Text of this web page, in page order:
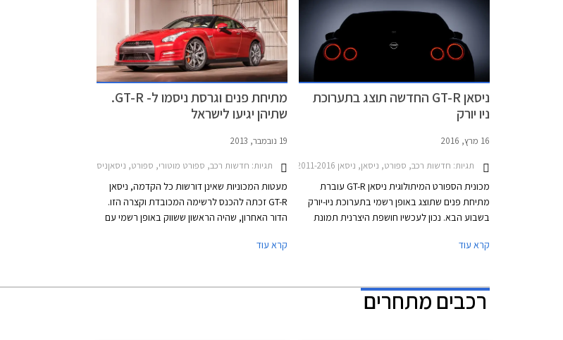
הגיע הזמן לדור חדש, חשמלי כמובן.
ללקוחות ייחלו לקראת סוף שנת 2020.
ניסאן GT-R החדשה תוצג בתערוכת
ניו יורק
16 מרץ, 2016
תגיות: חדשות רכב, ספורט, ניסאן, ניסאן GT-R 2011-2016ניסאן GT-R 2017-2023
מכונית הספורט המיתולוגית ניסאן GT-R עוברת
מתיחת פנים שתוצג באופן רשמי בתערוכת ניו-יורק
בשבוע הבא. נכון לעכשיו חושפת היצרנית תמונת
היחודית האחורית של ניסאן GT-R תישאר זהה.
קרא עוד
מתיחת פנים וגרסת ניסמו ל- GT-R.
שתיהן יגיעו לישראל
19 נובמבר, 2013
תגיות: חדשות רכב, ספורט מוטורי, ספורט, ניסאןניסאן GT-R 2011-2016
מעטות המכוניות שאינן דורשות כל הקדמה, ניסאן
GT-R זכתה להכנס לרשימה המכובדת וקצרה הזו.
הדור האחרון, שהיה הראשון ששווק באופן רשמי עם
דרכו לישראל הודות לפילוסופיית השיווק של חברת
קרא עוד
רכבים מתחרים